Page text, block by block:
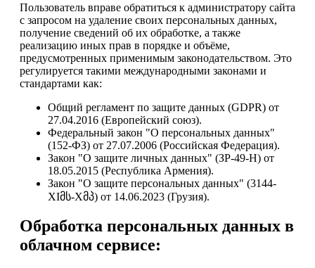
Пользователь вправе обратиться к администратору сайта
с запросом на удаление своих персональных данных,
получение сведений об их обработке, а также
реализацию иных прав в порядке и объёме,
предусмотренных применимым законодательством. Это
регулируется такими международными законами и
стандартами как:
Общий регламент по защите данных (GDPR) от
27.04.2016 (Европейский союз).
Федеральный закон "О персональных данных"
(152-ФЗ) от 27.07.2006 (Российская Федерация).
Закон "О защите личных данных" (ЗР-49-Н) от
18.05.2015 (Республика Армения).
Закон "О защите персональных данных" (3144-
XIმს-Xმპ) от 14.06.2023 (Грузия).
Обработка персональных данных в
облачном сервисе: